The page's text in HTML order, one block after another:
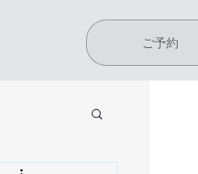
ご予約